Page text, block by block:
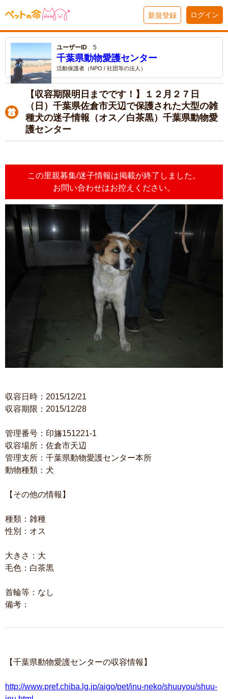
新規登録 ログイン
ユーザーID 5
千葉県動物愛護センター
活動保護者（NPO / 社団等の法人）
【収容期限明日までです！】１２月２７日
（日）千葉県佐倉市天辺で保護された大型の雑
種犬の迷子情報（オス／白茶黒）千葉県動物愛
護センター
この里親募集/迷子情報は掲載が終了しました。
お問い合わせはお控えください。
収容日時：2015/12/21
収容期限：2015/12/28
管理番号：印旛151221-1
収容場所：佐倉市天辺
管理支所：千葉県動物愛護センター本所
動物種類：犬
【その他の情報】
種類：雑種
性別：オス
大きさ：大
毛色：白茶黒
首輪等：なし
備考：
【千葉県動物愛護センターの収容情報】
http://www.pref.chiba.lg.jp/aigo/pet/inu-neko/shuuyou/shuu-